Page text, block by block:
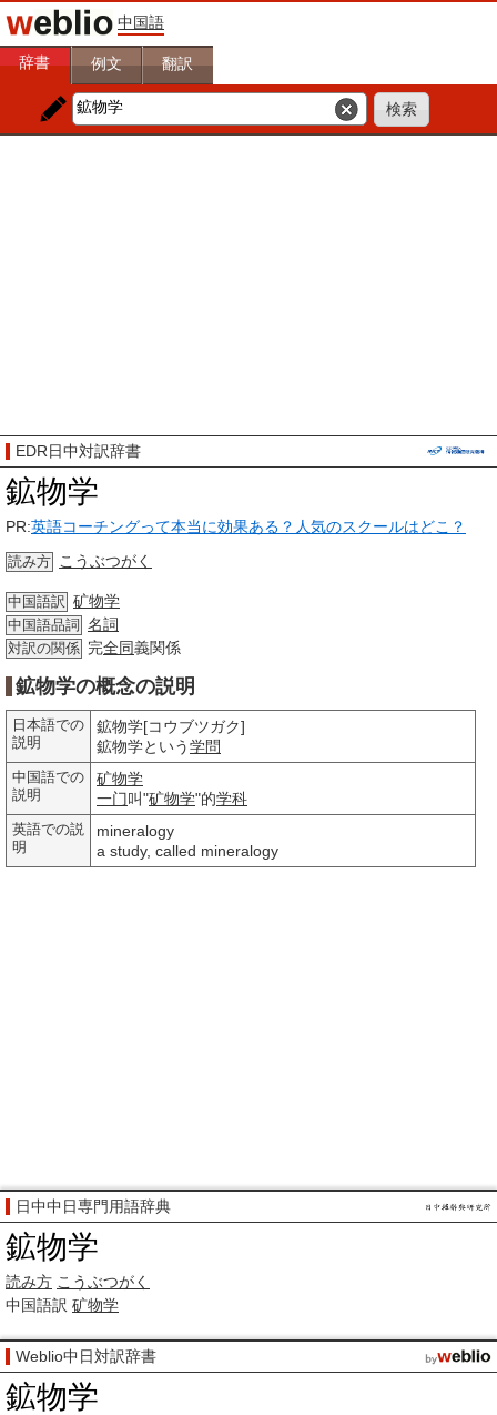
中国語
辞書 例文 翻訳
EDR日中対訳辞書
鉱物学
PR:英語コーチングって本当に効果ある？人気のスクールはどこ？
読み方 こうぶつがく
中国語訳 矿物学
中国語品詞 名詞
対訳の関係 完全同義関係
鉱物学の概念の説明
日本語での
説明
鉱物学[コウブツガク]
鉱物学という学問
中国語での
説明
矿物学
一门叫"矿物学"的学科
英語での説
明
mineralogy
a study, called mineralogy
日中中日専門用語辞典
鉱物学
読み方 こうぶつがく
中国語訳 矿物学
Weblio中日対訳辞書
鉱物学